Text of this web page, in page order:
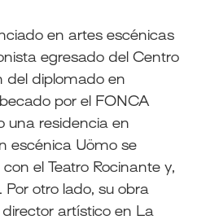
en artes escénicas
egresado del Centro
del diplomado en
por el FONCA
una residencia en
escénica Uömo se
el Teatro Rocinante y,
otro lado, su obra
director artístico en La